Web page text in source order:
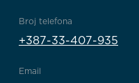
Broj telefona
+387-33-407-935
Email